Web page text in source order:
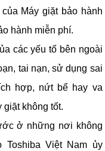
Máy giặt bảo hành
hành miễn phí.
các yếu tố bên ngoài
tai nạn, sử dụng sai
hợp, nứt bể hay va
giặt không tốt.
ở những nơi không
Toshiba Việt Nam ủy